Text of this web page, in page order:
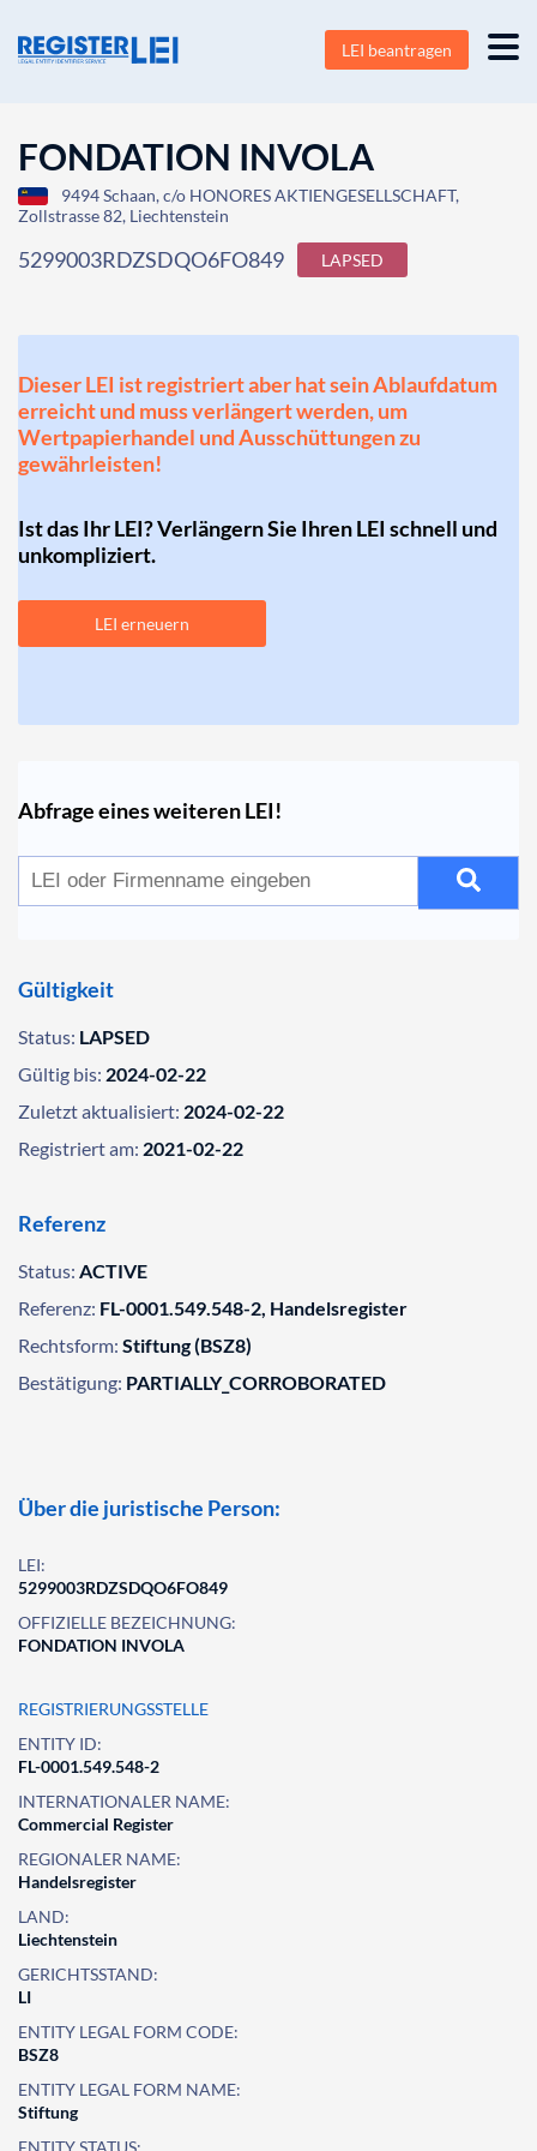
LEI beantragen
FONDATION INVOLA
9494 Schaan, c/o HONORES AKTIENGESELLSCHAFT,
Zollstrasse 82, Liechtenstein
5299003RDZSDQO6FO849 LAPSED
Dieser LEI ist registriert aber hat sein Ablaufdatum
erreicht und muss verlängert werden, um
Wertpapierhandel und Ausschüttungen zu
gewährleisten!
Ist das Ihr LEI? Verlängern Sie Ihren LEI schnell und
unkompliziert.
LEI erneuern
Abfrage eines weiteren LEI!
Gültigkeit
Status: LAPSED
Gültig bis: 2024-02-22
Zuletzt aktualisiert: 2024-02-22
Registriert am: 2021-02-22
Referenz
Status: ACTIVE
Referenz: FL-0001.549.548-2, Handelsregister
Rechtsform: Stiftung (BSZ8)
Bestätigung: PARTIALLY_CORROBORATED
Über die juristische Person:
LEI:
5299003RDZSDQO6FO849
OFFIZIELLE BEZEICHNUNG:
FONDATION INVOLA
REGISTRIERUNGSSTELLE
ENTITY ID:
FL-0001.549.548-2
INTERNATIONALER NAME:
Commercial Register
REGIONALER NAME:
Handelsregister
LAND:
Liechtenstein
GERICHTSSTAND:
LI
ENTITY LEGAL FORM CODE:
BSZ8
ENTITY LEGAL FORM NAME:
Stiftung
ENTITY STATUS: